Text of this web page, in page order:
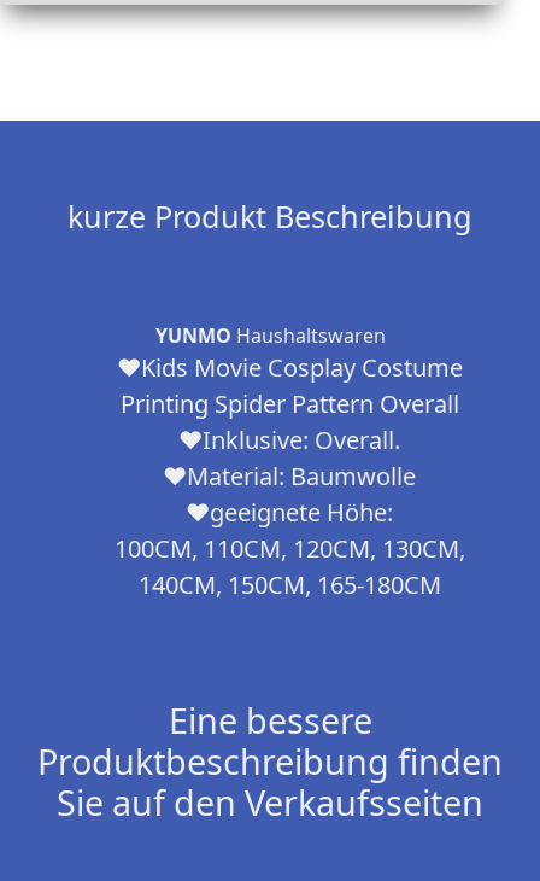
kurze Produkt Beschreibung
YUNMO Haushaltswaren
❤Kids Movie Cosplay Costume
Printing Spider Pattern Overall
❤Inklusive: Overall.
❤Material: Baumwolle
❤geeignete Höhe:
100CM, 110CM, 120CM, 130CM,
140CM, 150CM, 165-180CM
Eine bessere
Produktbeschreibung finden
Sie auf den Verkaufsseiten